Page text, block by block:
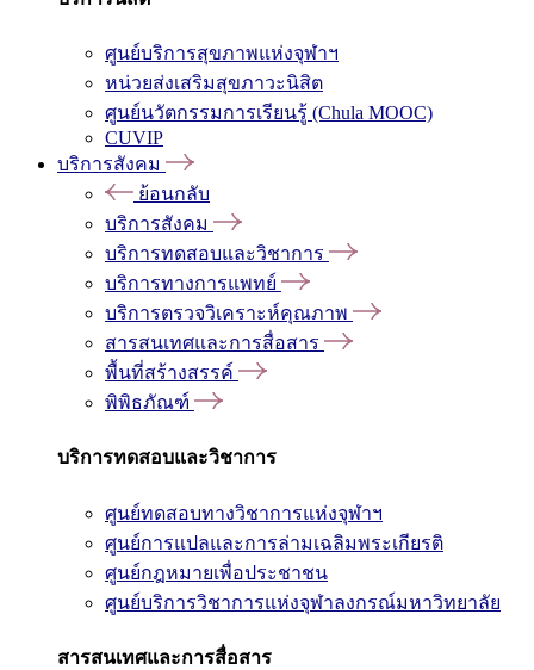
ศูนย์บริการสุขภาพแห่งจุฬาฯ
หน่วยส่งเสริมสุขภาวะนิสิต
ศูนย์นวัตกรรมการเรียนรู้ (Chula MOOC)
CUVIP
บริการสังคม
ย้อนกลับ
บริการสังคม
บริการทดสอบและวิชาการ
บริการทางการแพทย์
บริการตรวจวิเคราะห์คุณภาพ
สารสนเทศและการสื่อสาร
พื้นที่สร้างสรรค์
พิพิธภัณฑ์
บริการทดสอบและวิชาการ
ศูนย์ทดสอบทางวิชาการแห่งจุฬาฯ
ศูนย์การแปลและการล่ามเฉลิมพระเกียรติ
ศูนย์กฎหมายเพื่อประชาชน
ศูนย์บริการวิชาการแห่งจุฬาลงกรณ์มหาวิทยาลัย
สารสนเทศและการสื่อสาร